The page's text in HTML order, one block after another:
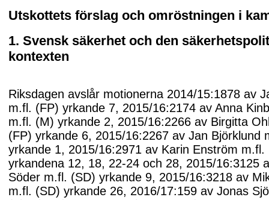
Utskottets förslag och omröstningen i
1. Svensk säkerhet och den
kontexten
Riksdagen avslår motionerna 2014/15:1878 av
m.fl. (FP) yrkande 7, 2015/16:2174 av Anna
m.fl. (M) yrkande 2, 2015/16:2266 av Birgitta
(FP) yrkande 6, 2015/16:2267 av Jan Björklund
yrkande 1, 2015/16:2971 av Karin Enström m.fl.
yrkandena 12, 18, 22-24 och 28, 2015/16:3125
Söder m.fl. (SD) yrkande 9, 2015/16:3218 av
m.fl. (SD) yrkande 26, 2016/17:159 av Jonas